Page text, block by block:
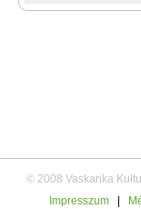
© 2008 Vaskarika
Impresszum